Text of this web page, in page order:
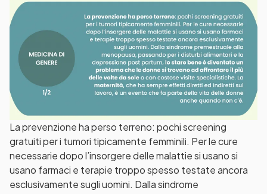
La prevenzione ha perso terreno: pochi screening
gratuiti per i tumori tipicamente femminili. Per le cure
necessarie dopo l’insorgere delle malattie si usano si
usano farmaci e terapie troppo spesso testate ancora
esclusivamente sugli uomini. Dalla sindrome